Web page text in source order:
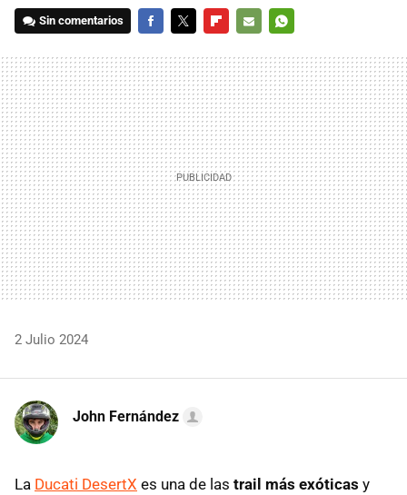
Sin comentarios
MAIL
2 Julio 2024
John Fernández
La Ducati DesertX es una de las trail más exóticas y